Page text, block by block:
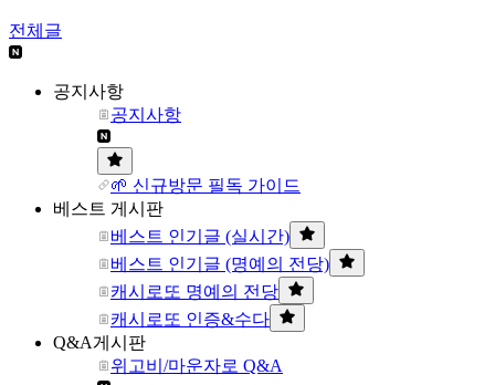
전체글
공지사항
공지사항
🌱 신규방문 필독 가이드
베스트 게시판
베스트 인기글 (실시간)
베스트 인기글 (명예의 전당)
캐시로또 명예의 전당
캐시로또 인증&수다
Q&A게시판
위고비/마운자로 Q&A